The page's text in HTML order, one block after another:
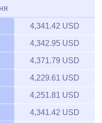
4,341.42 USD
4,342.95 USD
4,371.79 USD
4,229.61 USD
4,251.81 USD
4,341.42 USD